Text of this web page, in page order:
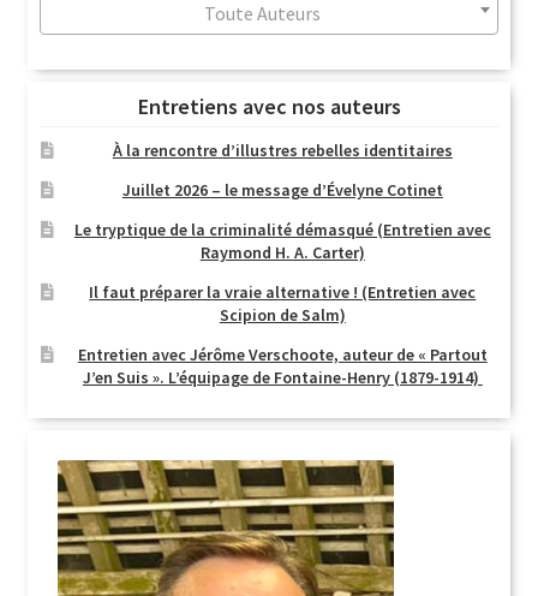
Toute Auteurs
Entretiens avec nos auteurs
À la rencontre d’illustres rebelles identitaires
Juillet 2026 – le message d’Évelyne Cotinet
Le tryptique de la criminalité démasqué (Entretien avec
Raymond H. A. Carter)
Il faut préparer la vraie alternative ! (Entretien avec
Scipion de Salm)
Entretien avec Jérôme Verschoote, auteur de « Partout
J’en Suis ». L’équipage de Fontaine-Henry (1879-1914)